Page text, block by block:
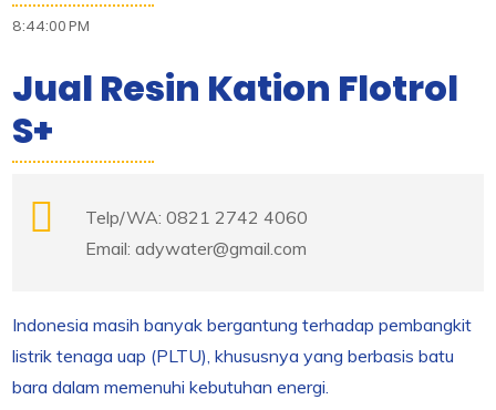
8:44:00 PM
Jual Resin Kation Flotrol
S+
Telp/WA: 0821 2742 4060
Email: adywater@gmail.com
Indonesia masih banyak bergantung terhadap pembangkit
listrik tenaga uap (PLTU), khususnya yang berbasis batu
bara dalam memenuhi kebutuhan energi.